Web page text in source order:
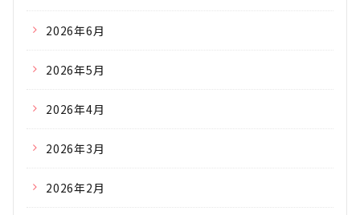
2026年6月
2026年5月
2026年4月
2026年3月
2026年2月